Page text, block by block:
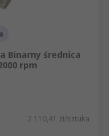
Binarny średnica
rpm
2 110,41 zł/sztuka